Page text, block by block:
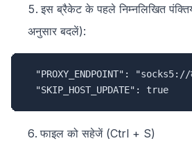
इस ब्रैकेट के पहले निम्नलिखित
अनुसार बदलें):
"PROXY_ENDPOINT": "socks5://
  "SKIP_HOST_UPDATE": true
फाइल को सहेजें (Ctrl + S)